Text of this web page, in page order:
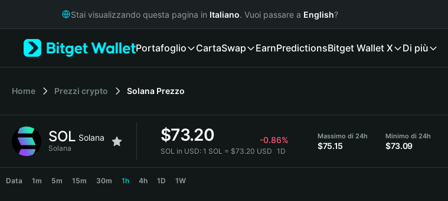
Русский
Italiano
简体中文
繁體中文
Bahasa Indonesia
Stai visualizzando questa pagina in Italiano. Vuoi passare a English?
Portafoglio CartaSwap EarnPredictionsBitget Wallet X Di più
Home Prezzi crypto Solana Prezzo
SOL Solana
Solana
$73.20 -0.86%
SOL in USD: 1 SOL = $73.20 USD 1D
Massimo di 24h
$75.15
Minimo di 24h
$73.09
Data 1m 5m 15m 30m 1h 4h 1D 1W